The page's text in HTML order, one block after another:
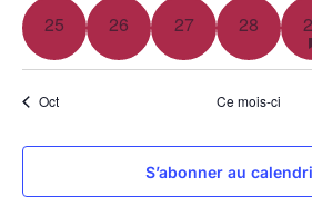
0 évènement,
25 0 évènement,
26 0 évènement,
27 0
28
Oct Ce mois-ci
S’abonner au